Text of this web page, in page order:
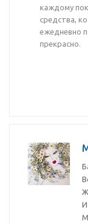
каждому
средства,
ежедневно
прекрасно.